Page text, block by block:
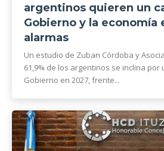
argentinos quieren un
Gobierno y la economía
alarmas
Un estudio de Zuban Córdoba y
61,9% de los argentinos se inclina por
Gobierno en 2027, frente...